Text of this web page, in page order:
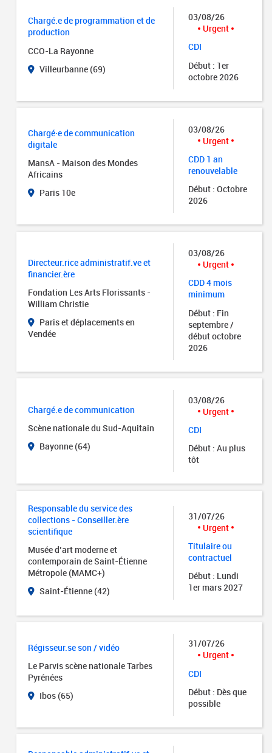
Chargé.e de programmation et de
production
CCO-La Rayonne
Villeurbanne (69)
03/08/26
Urgent
CDI
Début : 1er
octobre 2026
Chargé·e de communication
digitale
MansA - Maison des Mondes
Africains
Paris 10e
03/08/26
Urgent
CDD 1 an
renouvelable
Début : Octobre
2026
Directeur.rice administratif.ve et
financier.ère
Fondation Les Arts Florissants -
William Christie
Paris et déplacements en
Vendée
03/08/26
Urgent
CDD 4 mois
minimum
Début : Fin
septembre /
début octobre
2026
Chargé.e de communication
Scène nationale du Sud-Aquitain
Bayonne (64)
03/08/26
Urgent
CDI
Début : Au plus
tôt
Responsable du service des
collections - Conseiller.ère
scientifique
Musée d’art moderne et
contemporain de Saint-Étienne
Métropole (MAMC+)
Saint-Étienne (42)
31/07/26
Urgent
Titulaire ou
contractuel
Début : Lundi
1er mars 2027
Régisseur.se son / vidéo
Le Parvis scène nationale Tarbes
Pyrénées
Ibos (65)
31/07/26
Urgent
CDI
Début : Dès que
possible